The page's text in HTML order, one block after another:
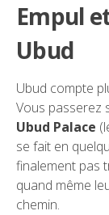
Empul
Ubud
Ubud compte
Vous passerez
Ubud Palace
se fait en
finalement pas
quand même
chemin.